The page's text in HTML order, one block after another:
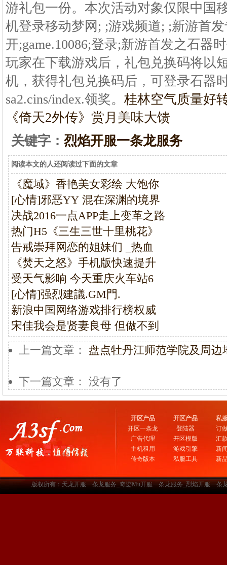
游礼包一份。本次活动对象仅限中国
机登录移动梦网; ;游戏频道; ;新游首
开;game.10086;登录;新游首发之石器
玩家在下载游戏后，礼包兑换码将以
机，获得礼包兑换码后，可登录石器
sa2.cins/index.领奖。 桂林空气质量好
《倚天2外传》赏月美味大馈
关键字： 烈焰开服一条龙服务
阅读本文的人还阅读过下面的文章
《魔域》香艳美女彩绘 大饱你
[心情]邪恶YY 混在深渊的境界
决战2016一点APP走上变革之路
热门H5《三生三世十里桃花》
告戒崇拜网恋的姐妹们 _热血
《焚天之怒》手机版快速提升
受天气影响 今天重庆火车站6
[心情]强烈建議.GM門.
新浪中国网络游戏排行榜权威
宋佳我会是贤妻良母 但做不到
上一篇文章： 盘点牡丹江师范学院及周边
下一篇文章： 没有了
开区产品
开区一条龙
广告代理
主机租用
传奇版本
开区产品
登陆器
开区模版
游戏引擎
私服工具
私
订
汇
新
新
版权所有：天龙开服一条龙服务_奇迹Mu开服一条龙服务_烈焰开服一条